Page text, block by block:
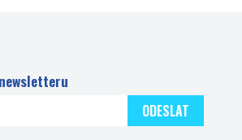
ODESLAT